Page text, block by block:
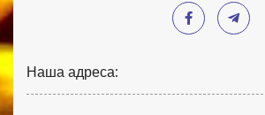
Наша адреса: